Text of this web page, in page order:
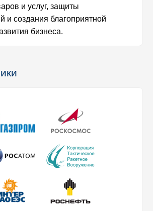
и услуг, защиты
и создания благоприятной
бизнеса.